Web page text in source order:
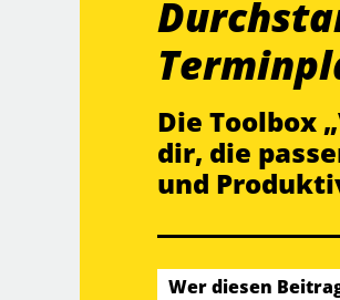
Die Toolbox
dir, die
und
Wer diesen